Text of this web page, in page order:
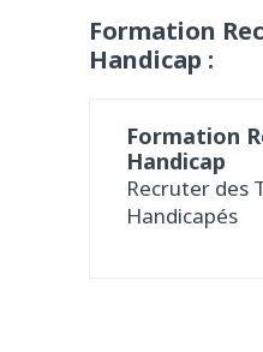
Formation
Handicap :
Formation
Handicap
Recruter des
Handicapés